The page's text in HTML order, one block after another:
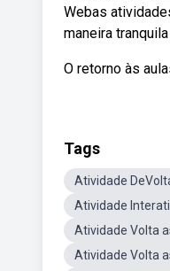
Webas
maneira
O retorno às
Tags
Atividade
Atividade
Atividade Volta
Atividade Volta